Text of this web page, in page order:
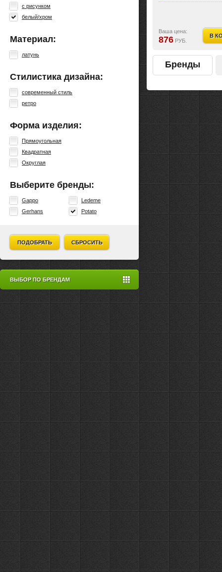
с рисунком
белый/хром
Материал:
латунь
Стилистика дизайна:
современный стиль
ретро
Форма изделия:
Прямоугольная
Квадратная
Округлая
Выберите бренды:
Gappo
Gerhans
Ledeme
Potato
ПОДОБРАТЬ СБРОСИТЬ
ВЫБОР ПО БРЕНДАМ
Ваша цена:
876 РУБ.
В
Бренды